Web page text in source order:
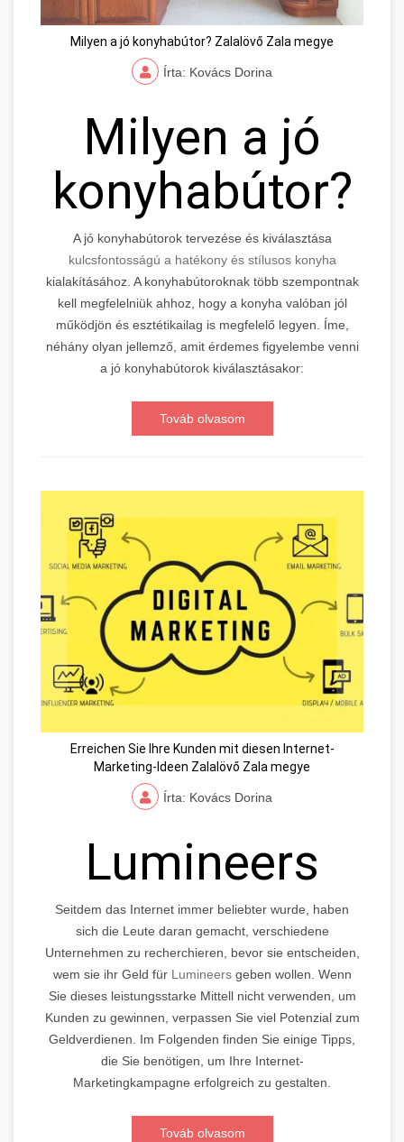
Milyen a jó konyhabútor? Zalalövő Zala megye
Írta: Kovács Dorina
Milyen a jó
konyhabútor?
A jó konyhabútorok tervezése és kiválasztása
kulcsfontosságú a hatékony és stílusos konyha
kialakításához. A konyhabútoroknak több szempontnak
kell megfelelniük ahhoz, hogy a konyha valóban jól
működjön és esztétikailag is megfelelő legyen. Íme,
néhány olyan jellemző, amit érdemes figyelembe venni
a jó konyhabútorok kiválasztásakor:
Továb olvasom
Erreichen Sie Ihre Kunden mit diesen Internet-
Marketing-Ideen Zalalövő Zala megye
Írta: Kovács Dorina
Lumineers
Seitdem das Internet immer beliebter wurde, haben
sich die Leute daran gemacht, verschiedene
Unternehmen zu recherchieren, bevor sie entscheiden,
wem sie ihr Geld für Lumineersgeben wollen. Wenn
Sie dieses leistungsstarke Mittell nicht verwenden, um
Kunden zu gewinnen, verpassen Sie viel Potenzial zum
Geldverdienen. Im Folgenden finden Sie einige Tipps,
die Sie benötigen, um Ihre Internet-
Marketingkampagne erfolgreich zu gestalten.
Továb olvasom